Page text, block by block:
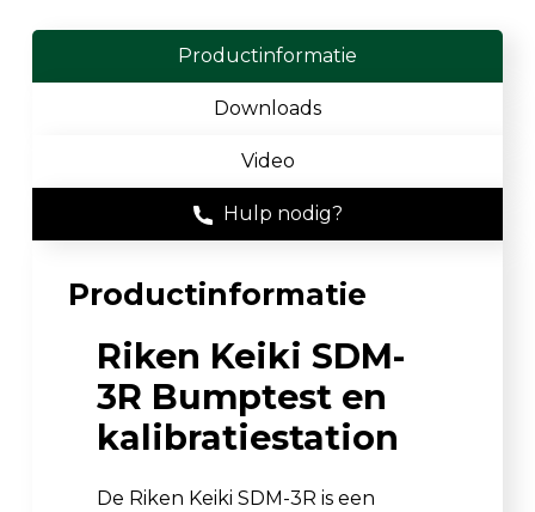
Productinformatie
Downloads
Video
Hulp nodig?
Productinformatie
Riken Keiki SDM-
3R Bumptest en
kalibratiestation
De Riken Keiki SDM-3R is een